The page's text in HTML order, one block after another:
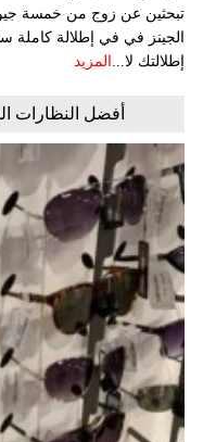
تبحثين عن زوج من خمسة
الجينز في في إطلالة كاملة
إطلالتك لا... المزيد
أفضل النظارات